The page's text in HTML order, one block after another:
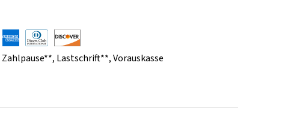
Zahlpause**, Lastschrift**,Vorauskasse